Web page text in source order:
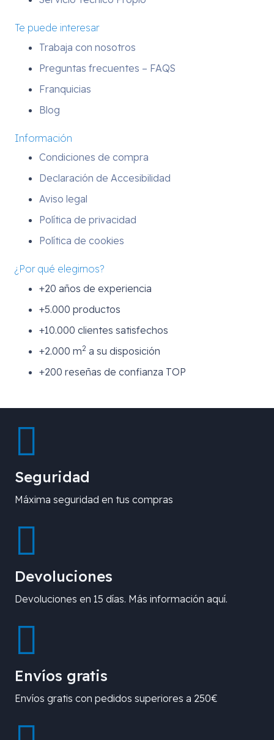
Te puede interesar
Trabaja con nosotros
Preguntas frecuentes – FAQS
Franquicias
Blog
Información
Condiciones de compra
Declaración de Accesibilidad
Aviso legal
Política de privacidad
Política de cookies
¿Por qué elegirnos?
+20 años de experiencia
+5.000 productos
+10.000 clientes satisfechos
+2.000 m2 a su disposición
+200 reseñas de confianza TOP
Seguridad
Máxima seguridad en tus compras
Devoluciones
Devoluciones en 15 días. Más información aquí.
Envíos gratis
Envíos gratis con pedidos superiores a 250€